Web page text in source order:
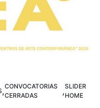
,CONVOCATORIAS
CERRADAS
,SLIDER
HOME